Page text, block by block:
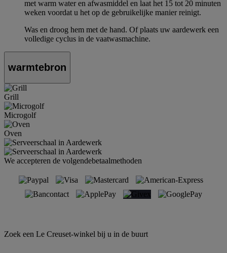
met warm water en afwasmiddel en laat het 15 tot 20 minuten
weken voordat u het op de gebruikelijke manier reinigt.
Was en droog hem met de hand. Of plaats uw aardewerk een
volledige cyclus in de vaatwasmachine.
warmtebron
Grill
Microgolf
Oven
We accepteren de volgendebetaalmethoden
Zoek een Le Creuset-winkel bij u in de buurt